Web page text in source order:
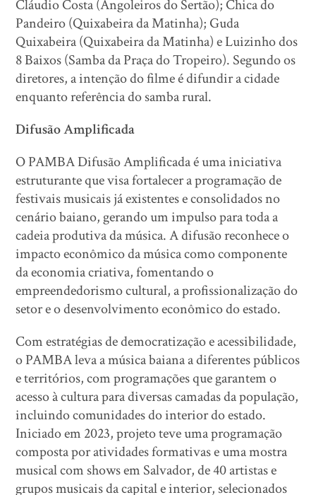
Cláudio Costa (Angoleiros do Sertão); Chica do
Pandeiro (Quixabeira da Matinha); Guda
Quixabeira (Quixabeira da Matinha) e Luizinho dos
8 Baixos (Samba da Praça do Tropeiro). Segundo os
diretores, a intenção do filme é difundir a cidade
enquanto referência do samba rural.
Difusão Amplificada
O PAMBA Difusão Amplificada é uma iniciativa
estruturante que visa fortalecer a programação de
festivais musicais já existentes e consolidados no
cenário baiano, gerando um impulso para toda a
cadeia produtiva da música. A difusão reconhece o
impacto econômico da música como componente
da economia criativa, fomentando o
empreendedorismo cultural, a profissionalização do
setor e o desenvolvimento econômico do estado.
Com estratégias de democratização e acessibilidade,
o PAMBA leva a música baiana a diferentes públicos
e territórios, com programações que garantem o
acesso à cultura para diversas camadas da população,
incluindo comunidades do interior do estado.
Iniciado em 2023, projeto teve uma programação
composta por atividades formativas e uma mostra
musical com shows em Salvador, de 40 artistas e
grupos musicais da capital e interior, selecionados